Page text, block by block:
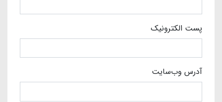
پست الکترونیک
آدرس وب‌سایت